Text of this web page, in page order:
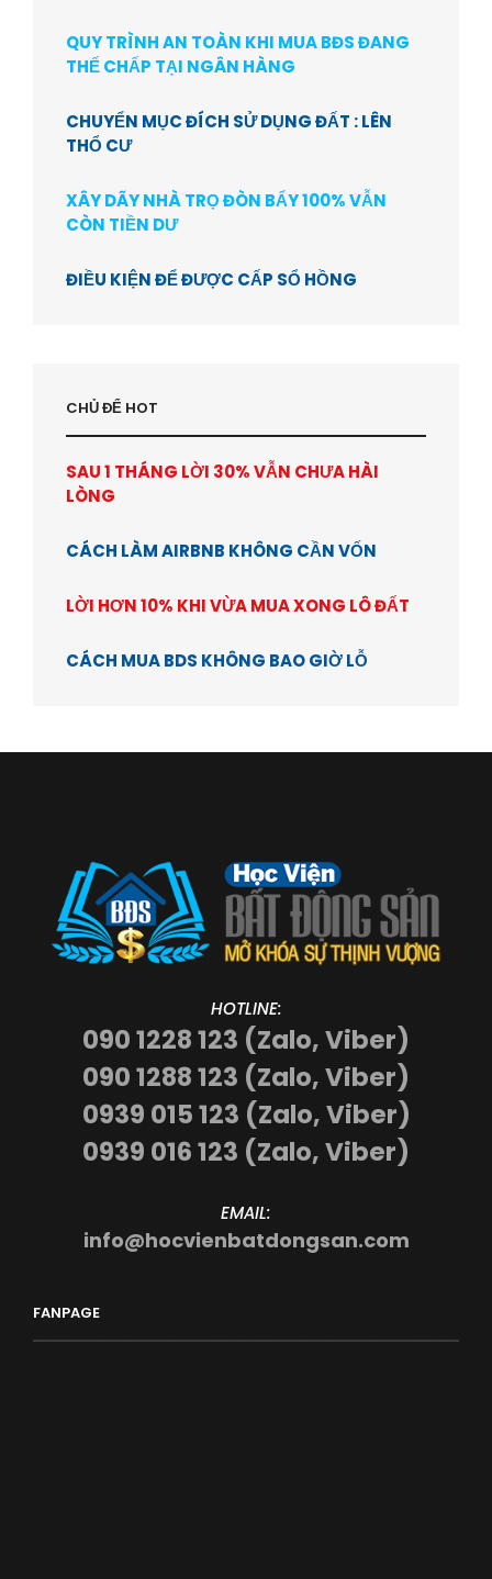
QUY TRÌNH AN TOÀN KHI MUA BĐS ĐANG
THẾ CHẤP TẠI NGÂN HÀNG
CHUYỂN MỤC ĐÍCH SỬ DỤNG ĐẤT : LÊN
THỔ CƯ
XÂY DÃY NHÀ TRỌ ĐÒN BẨY 100% VẪN
CÒN TIỀN DƯ
ĐIỀU KIỆN ĐỂ ĐƯỢC CẤP SỔ HỒNG
CHỦ ĐỂ HOT
SAU 1 THÁNG LỜI 30% VẪN CHƯA HÀI
LÒNG
CÁCH LÀM AIRBNB KHÔNG CẦN VỐN
LỜI HƠN 10% KHI VỪA MUA XONG LÔ ĐẤT
CÁCH MUA BDS KHÔNG BAO GIỜ LỖ
HOTLINE:
090 1228 123 (Zalo, Viber)
090 1288 123 (Zalo, Viber)
0939 015 123 (Zalo, Viber)
0939 016 123 (Zalo, Viber)
EMAIL:
info@hocvienbatdongsan.com
FANPAGE